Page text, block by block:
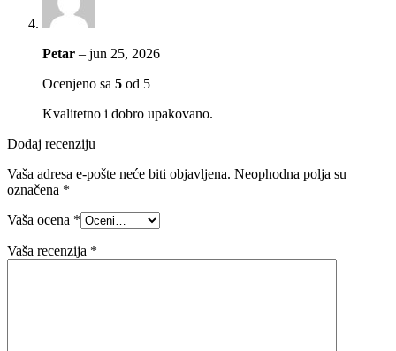
Petar – jun 25, 2026
Ocenjeno sa 5 od 5
Kvalitetno i dobro upakovano.
Dodaj recenziju
Vaša adresa e-pošte neće biti objavljena. Neophodna polja su
označena *
Vaša ocena *
Vaša recenzija *